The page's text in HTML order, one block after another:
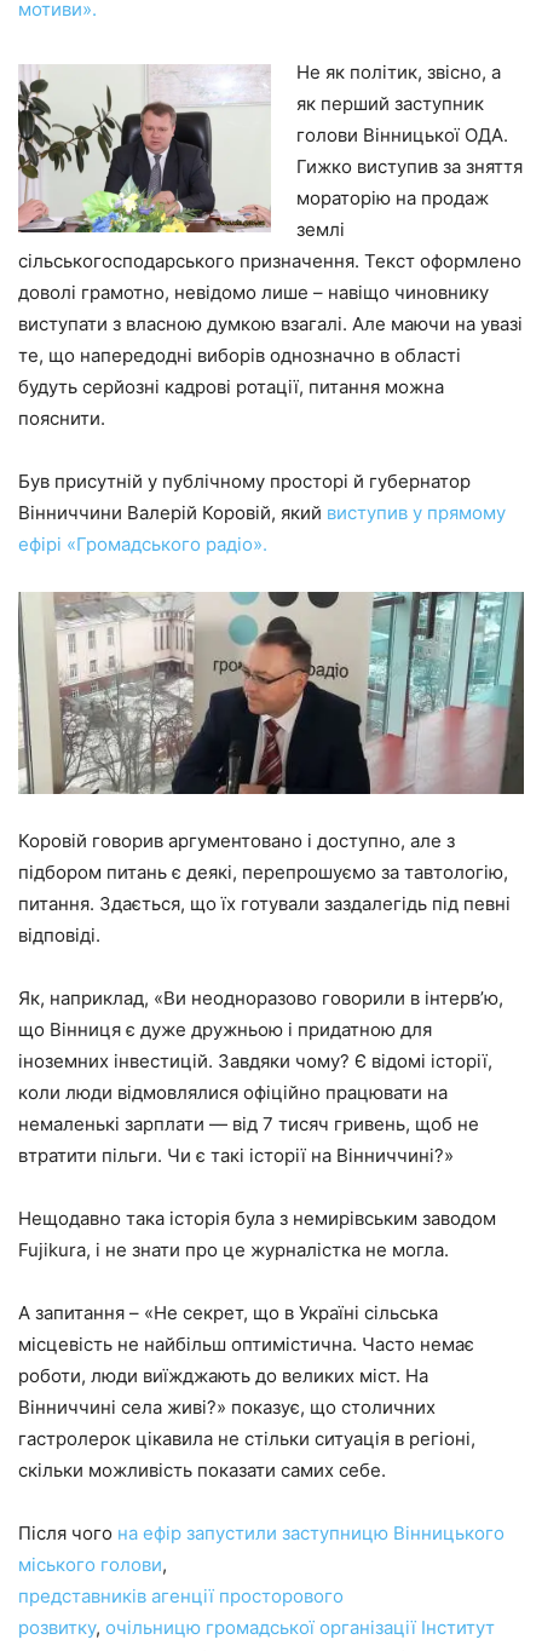
мотиви».
Не як політик, звісно, а
як перший заступник
голови Вінницької ОДА.
Гижко виступив за зняття
мораторію на продаж
землі
сільськогосподарського призначення. Текст оформлено
доволі грамотно, невідомо лише – навіщо чиновнику
виступати з власною думкою взагалі. Але маючи на увазі
те, що напередодні виборів однозначно в області
будуть серйозні кадрові ротації, питання можна
пояснити.
Був присутній у публічному просторі й губернатор
Вінниччини Валерій Коровій, який виступив у прямому
ефірі «Громадського радіо».
Коровій говорив аргументовано і доступно, але з
підбором питань є деякі, перепрошуємо за тавтологію,
питання. Здається, що їх готували заздалегідь під певні
відповіді.
Як, наприклад, «Ви неодноразово говорили в інтерв’ю,
що Вінниця є дуже дружньою і придатною для
іноземних інвестицій. Завдяки чому? Є відомі історії,
коли люди відмовлялися офіційно працювати на
немаленькі зарплати — від 7 тисяч гривень, щоб не
втратити пільги. Чи є такі історії на Вінниччині?»
Нещодавно така історія була з немирівським заводом
Fujikura, і не знати про це журналістка не могла.
А запитання – «Не секрет, що в Україні сільська
місцевість не найбільш оптимістична. Часто немає
роботи, люди виїжджають до великих міст. На
Вінниччині села живі?» показує, що столичних
гастролерок цікавила не стільки ситуація в регіоні,
скільки можливість показати самих себе.
Після чого на ефір запустили заступницю Вінницького
міського голови,
представників агенції просторового
розвитку, очільницю громадської організації Інститут